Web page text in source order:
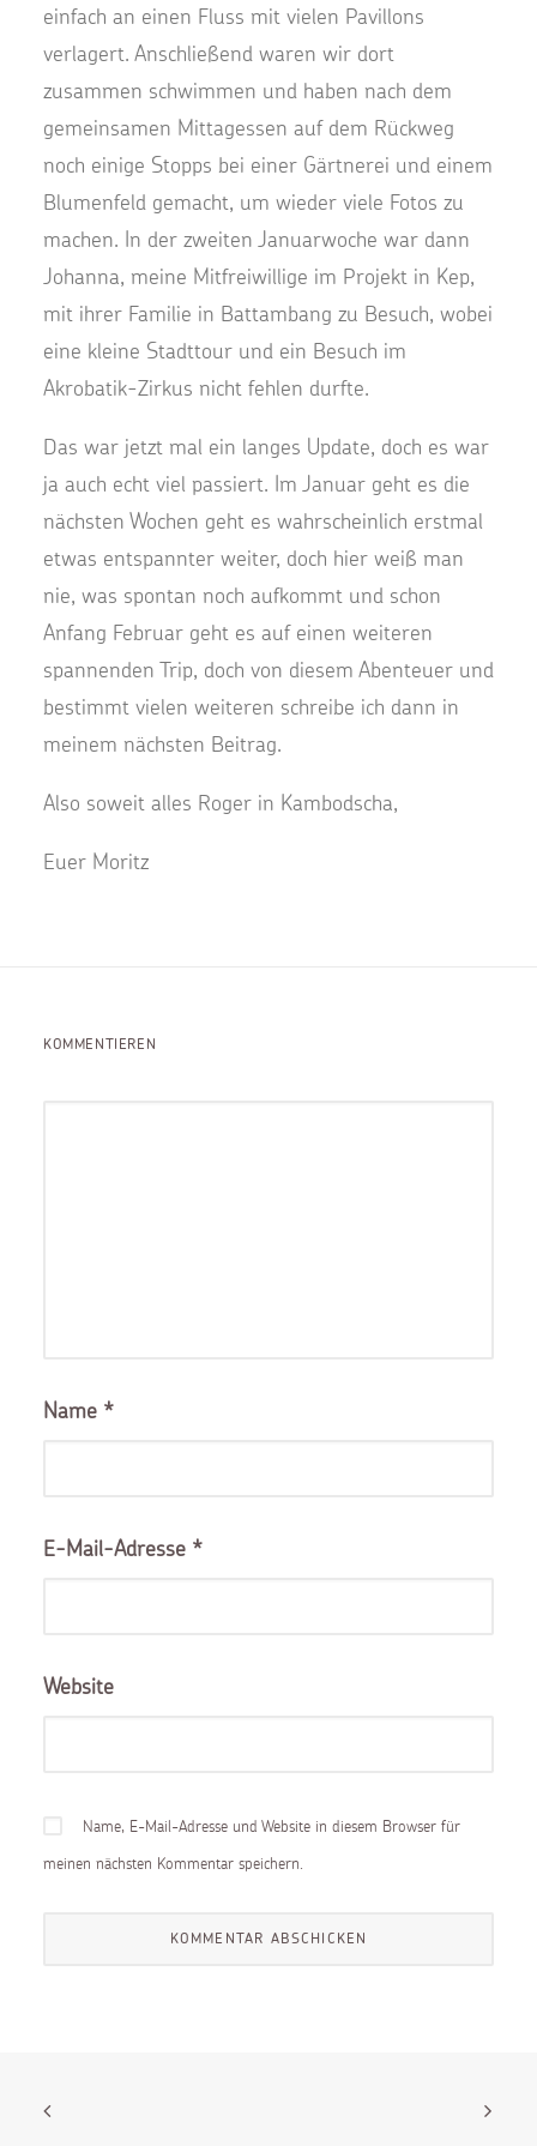
einfach an einen Fluss mit vielen Pavillons
verlagert. Anschließend waren wir dort
zusammen schwimmen und haben nach dem
gemeinsamen Mittagessen auf dem Rückweg
noch einige Stopps bei einer Gärtnerei und einem
Blumenfeld gemacht, um wieder viele Fotos zu
machen. In der zweiten Januarwoche war dann
Johanna, meine Mitfreiwillige im Projekt in Kep,
mit ihrer Familie in Battambang zu Besuch, wobei
eine kleine Stadttour und ein Besuch im
Akrobatik-Zirkus nicht fehlen durfte.
Das war jetzt mal ein langes Update, doch es war
ja auch echt viel passiert. Im Januar geht es die
nächsten Wochen geht es wahrscheinlich erstmal
etwas entspannter weiter, doch hier weiß man
nie, was spontan noch aufkommt und schon
Anfang Februar geht es auf einen weiteren
spannenden Trip, doch von diesem Abenteuer und
bestimmt vielen weiteren schreibe ich dann in
meinem nächsten Beitrag.
Also soweit alles Roger in Kambodscha,
Euer Moritz
KOMMENTIEREN
Name *
E-Mail-Adresse *
Website
Name, E-Mail-Adresse und Website in diesem Browser für
meinen nächsten Kommentar speichern.